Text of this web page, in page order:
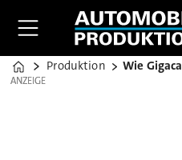
Home
Produktion
ANZEIGE
ANZEIGE